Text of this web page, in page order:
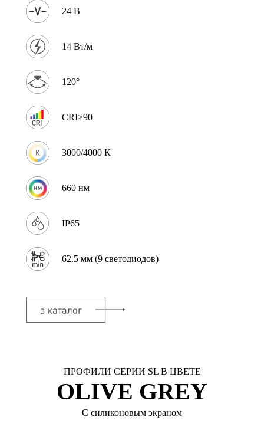
24 В
14 Вт/м
120°
CRI>90
3000/4000 К
660 нм
IP65
62.5 мм (9 светодиодов)
ПРОФИЛИ СЕРИИ SL В ЦВЕТЕ
OLIVE GREY
С силиконовым экраном